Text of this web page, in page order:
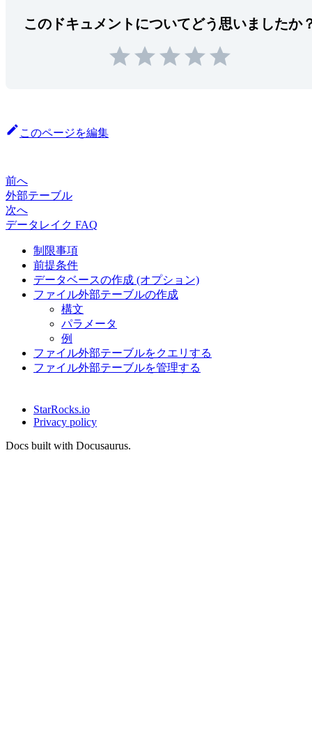
このドキュメントについてどう思いましたか
このページを編集
前へ
外部テーブル
次へ
データレイク FAQ
制限事項
前提条件
データベースの作成 (オプション)
ファイル外部テーブルの作成
構文
パラメータ
例
ファイル外部テーブルをクエリする
ファイル外部テーブルを管理する
StarRocks.io
Privacy policy
Docs built with Docusaurus.